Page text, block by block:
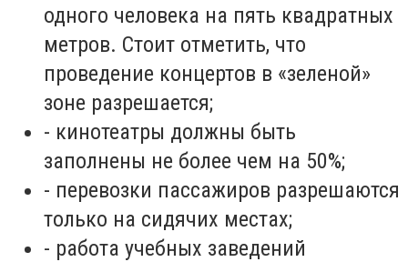
одного человека на пять квадратных
метров. Стоит отметить, что
проведение концертов в «зеленой»
зоне разрешается;
- кинотеатры должны быть
заполнены не более чем на 50%;
- перевозки пассажиров разрешаются
только на сидячих местах;
- работа учебных заведений